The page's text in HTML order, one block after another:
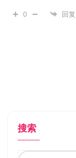
0 回复
搜索